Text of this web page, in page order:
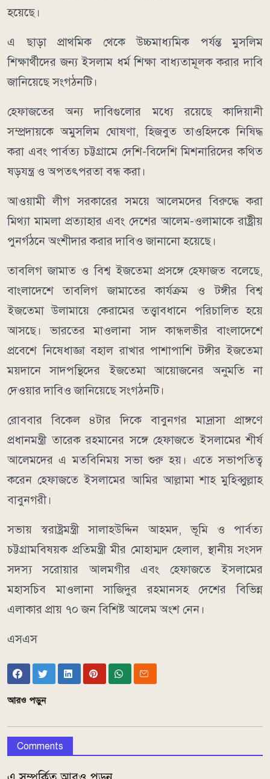
হয়েছে।
এ ছাড়া প্রাথমিক থেকে উচ্চমাধ্যমিক পর্যন্ত মুসলিম
শিক্ষার্থীদের জন্য ইসলাম ধর্ম শিক্ষা বাধ্যতামূলক করার দাবি
জানিয়েছে সংগঠনটি।
হেফাজতের অন্য দাবিগুলোর মধ্যে রয়েছে কাদিয়ানী
সম্প্রদায়কে অমুসলিম ঘোষণা, হিজবুত তাওহিদকে নিষিদ্ধ
করা এবং পার্বত্য চট্টগ্রামে দেশি-বিদেশি মিশনারিদের কথিত
ষড়যন্ত্র ও অপতৎপরতা বন্ধ করা।
আওয়ামী লীগ সরকারের সময়ে আলেমদের বিরুদ্ধে করা
মিথ্যা মামলা প্রত্যাহার এবং দেশের আলেম-ওলামাকে রাষ্ট্রীয়
পুনর্গঠনে অংশীদার করার দাবিও জানানো হয়েছে।
তাবলিগ জামাত ও বিশ্ব ইজতেমা প্রসঙ্গে হেফাজত বলেছে,
বাংলাদেশে তাবলিগ জামাতের কার্যক্রম ও টঙ্গীর বিশ্ব
ইজতেমা উলামায়ে কেরামের তত্ত্বাবধানে পরিচালিত হয়ে
আসছে। ভারতের মাওলানা সাদ কান্ধলভীর বাংলাদেশে
প্রবেশে নিষেধাজ্ঞা বহাল রাখার পাশাপাশি টঙ্গীর ইজতেমা
ময়দানে সাদপন্থিদের ইজতেমা আয়োজনের অনুমতি না
দেওয়ার দাবিও জানিয়েছে সংগঠনটি।
রোববার বিকেল ৪টার দিকে বাবুনগর মাদ্রাসা প্রাঙ্গণে
প্রধানমন্ত্রী তারেক রহমানের সঙ্গে হেফাজতে ইসলামের শীর্ষ
আলেমদের এ মতবিনিময় সভা শুরু হয়। এতে সভাপতিত্ব
করেন হেফাজতে ইসলামের আমির আল্লামা শাহ মুহিব্বুল্লাহ
বাবুনগরী।
সভায় স্বরাষ্ট্রমন্ত্রী সালাহউদ্দিন আহমদ, ভূমি ও পার্বত্য
চট্টগ্রামবিষয়ক প্রতিমন্ত্রী মীর মোহাম্মদ হেলাল, স্থানীয় সংসদ
সদস্য সরোয়ার আলমগীর এবং হেফাজতে ইসলামের
মহাসচিব মাওলানা সাজিদুর রহমানসহ দেশের বিভিন্ন
এলাকার প্রায় ৭০ জন বিশিষ্ট আলেম অংশ নেন।
এসএস
আরও পড়ুন
Comments